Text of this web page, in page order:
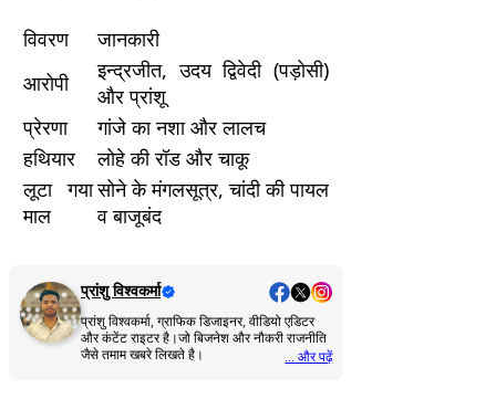
विवरण
जानकारी
आरोपी
इन्द्रजीत, उदय द्विवेदी (पड़ोसी)
और प्रांशू
प्रेरणा
गांजे का नशा और लालच
हथियार
लोहे की रॉड और चाकू
लूटा गया
माल
सोने के मंगलसूत्र, चांदी की पायल
व बाजूबंद
प्रांशु विश्वकर्मा
प्रांशु विश्वकर्मा, ग्राफिक डिजाइनर, वीडियो एडिटर
और कंटेंट राइटर है।जो बिजनेश और नौकरी राजनीति
जैसे तमाम खबरे लिखते है।
... और पढ़ें